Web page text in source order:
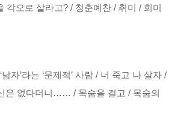
오로 살라고? / 청춘예찬 / 취미 / 희미
자’라는 ‘문제적’ 사람 / 너 죽고 나 살자 /
은 없다더니…… / 목숨을 걸고 / 목숨의